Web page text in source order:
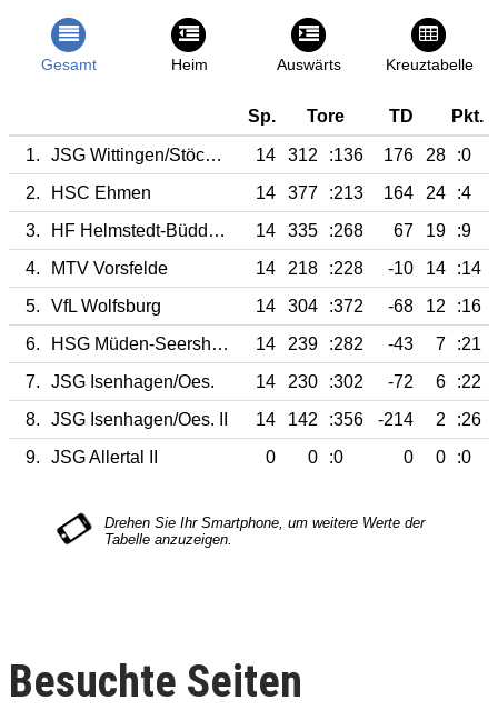
Gesamt Heim Auswärts Kreuztabelle
Sp. Tore TD Pkt.
1. JSG Wittingen/Stöcken 14 312 :136 176 28
:0
2.
HSC Ehmen 14 377 :213 164 24
:4
3.
HF Helmstedt-Büddenstedt 14 335 :268 67 19
:9
4.
MTV Vorsfelde 14 218 :228 -10 14
:14
5.
VfL Wolfsburg 14 304 :372 -68 12
:16
6.
HSG Müden-Seershausen 14 239 :282 -43 7
:21
7.
JSG Isenhagen/Oes. 14 230 :302 -72 6
:22
8.
JSG Isenhagen/Oes. II 14 142 :356 -214 2
:26
9.
JSG Allertal II 0 0 :0 0 0 :0
Besuchte Seiten